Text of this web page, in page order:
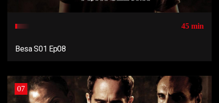
45 min
Besa S01 Ep08
07